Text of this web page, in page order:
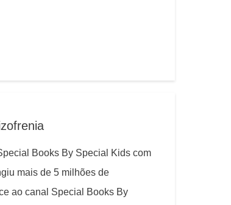
Books By Special Kids com
mais de 5 milhões de
ao canal Special Books By